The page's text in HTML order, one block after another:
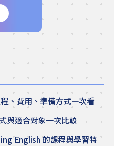
、費用、準備方式一次看
與適合對象一次比較
English 的課程與學習特